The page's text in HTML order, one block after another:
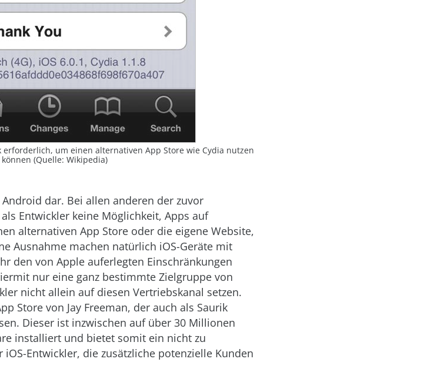
erforderlich, um einen alternativen App Store wie Cydia nutzen
(Quelle: Wikipedia)
dar. Bei allen anderen der zuvor
Entwickler keine Möglichkeit, Apps auf
alternativen App Store oder die eigene Website,
Ausnahme machen natürlich iOS-Geräte mit
den von Apple auferlegten Einschränkungen
nur eine ganz bestimmte Zielgruppe von
nicht allein auf diesen Vertriebskanal setzen.
Store von Jay Freeman, der auch als Saurik
Dieser ist inzwischen auf über 30 Millionen
installiert und bietet somit ein nicht zu
Entwickler, die zusätzliche potenzielle Kunden